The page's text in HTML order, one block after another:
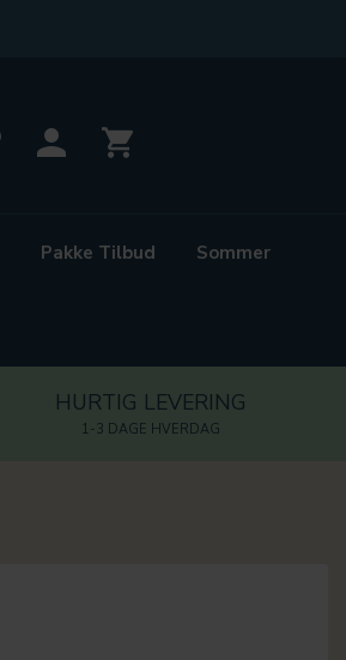
Pakke Tilbud Sommer
HURTIG LEVERING
1-3 DAGE HVERDAG